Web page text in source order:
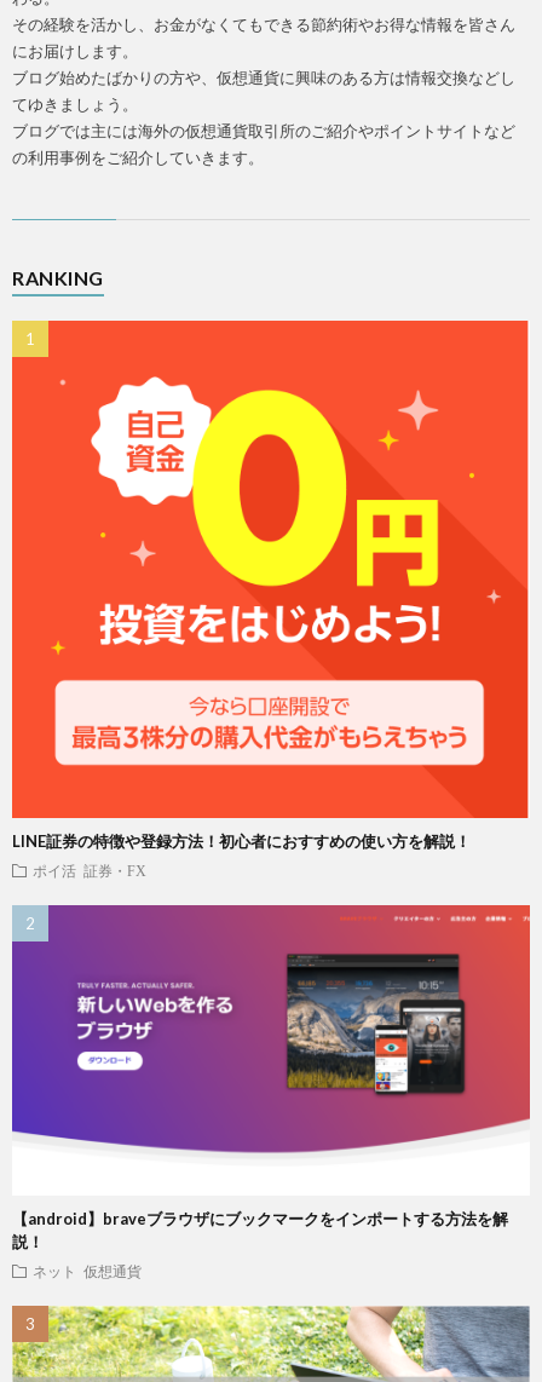
その経験を活かし、お金がなくてもできる節約術やお得な情報を皆さん
にお届けします。
ブログ始めたばかりの方や、仮想通貨に興味のある方は情報交換などし
てゆきましょう。
ブログでは主には海外の仮想通貨取引所のご紹介やポイントサイトなど
の利用事例をご紹介していきます。
RANKING
LINE証券の特徴や登録方法！初心者におすすめの使い方を解説！
ポイ活 証券・FX
【android】braveブラウザにブックマークをインポートする方法を解
説！
ネット 仮想通貨